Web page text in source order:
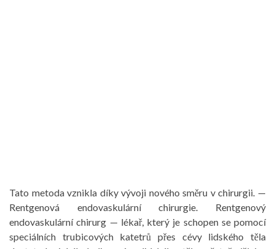
Tato metoda vznikla díky vývoji nového směru v chirurgii. —
Rentgenová endovaskulární chirurgie. Rentgenový
endovaskulární chirurg — lékař, který je schopen se pomocí
speciálních trubicových katetrů přes cévy lidského těla